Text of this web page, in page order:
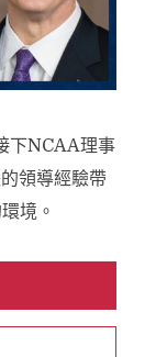
下NCAA理事
領導經驗帶
境。